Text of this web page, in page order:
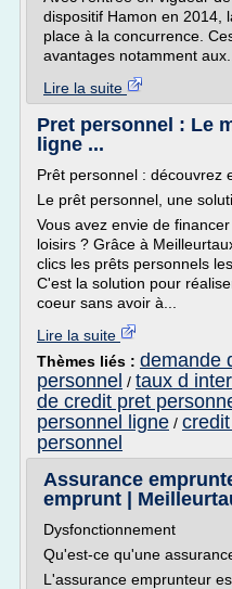
dispositif Hamon en 2014,
place à la concurrence.
avantages notamment aux...
Lire la suite
Pret personnel : Le
ligne ...
Prêt personnel : découvrez
Le prêt personnel, une
Vous avez envie de
loisirs ? Grâce à
clics les prêts personnels
C'est la solution pour
coeur sans avoir à...
Lire la suite
Thèmes liés : demande
personnel / taux d
de credit pret
personnel ligne /
personnel
Assurance
emprunt |
Dysfonctionnement
Qu'est-ce qu'une
L'assurance emprunteur